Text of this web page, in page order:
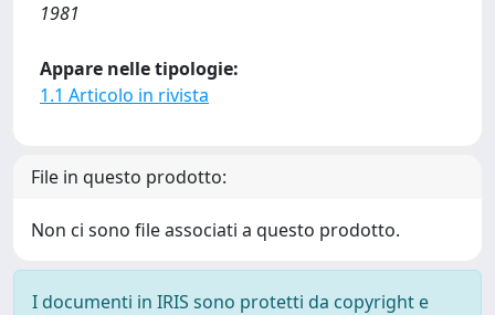
1981
Appare nelle tipologie:
1.1 Articolo in rivista
File in questo prodotto:
Non ci sono file associati a questo prodotto.
I documenti in IRIS sono protetti da copyright e